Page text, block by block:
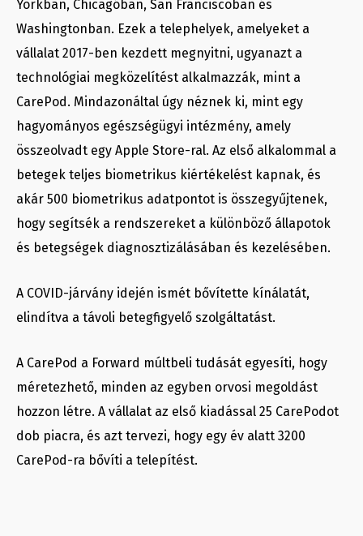
Yorkban, Chicagóban, San Franciscoban és
Washingtonban. Ezek a telephelyek, amelyeket a
vállalat 2017-ben kezdett megnyitni, ugyanazt a
technológiai megközelítést alkalmazzák, mint a
CarePod. Mindazonáltal úgy néznek ki, mint egy
hagyományos egészségügyi intézmény, amely
összeolvadt egy Apple Store-ral. Az első alkalommal a
betegek teljes biometrikus kiértékelést kapnak, és
akár 500 biometrikus adatpontot is összegyűjtenek,
hogy segítsék a rendszereket a különböző állapotok
és betegségek diagnosztizálásában és kezelésében.
A COVID-járvány idején ismét bővítette kínálatát,
elindítva a távoli betegfigyelő szolgáltatást.
A CarePod a Forward múltbeli tudását egyesíti, hogy
méretezhető, minden az egyben orvosi megoldást
hozzon létre. A vállalat az első kiadással 25 CarePodot
dob piacra, és azt tervezi, hogy egy év alatt 3200
CarePod-ra bővíti a telepítést.